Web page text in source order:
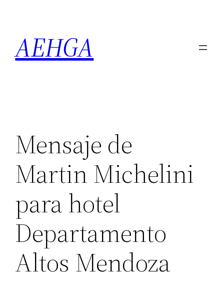
contenido
AEHGA
Mensaje de
Martin Michelini
para hotel
Departamento
Altos Mendoza